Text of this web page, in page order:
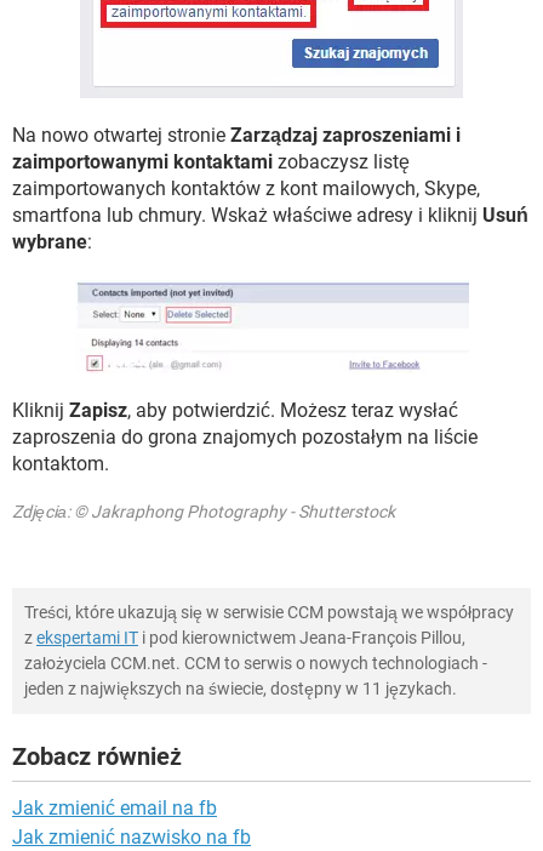
Na nowo otwartej stronie Zarządzaj zaproszeniami i
zaimportowanymi kontaktami zobaczysz listę
zaimportowanych kontaktów z kont mailowych, Skype,
smartfona lub chmury. Wskaż właściwe adresy i kliknij Usuń
wybrane:
Kliknij Zapisz, aby potwierdzić. Możesz teraz wysłać
zaproszenia do grona znajomych pozostałym na liście
kontaktom.
Zdjęciа: © Jakraphong Photography - Shutterstock
Treści, które ukazują się w serwisie CCM powstają we współpracy
zekspertami IT i pod kierownictwem Jeana-François Pillou,
założyciela CCM.net. CCM to serwis o nowych technologiach -
jeden z największych na świecie, dostępny w 11 językach.
Zobacz również
Jak zmienić email na fb
Jak zmienić nazwisko na fb